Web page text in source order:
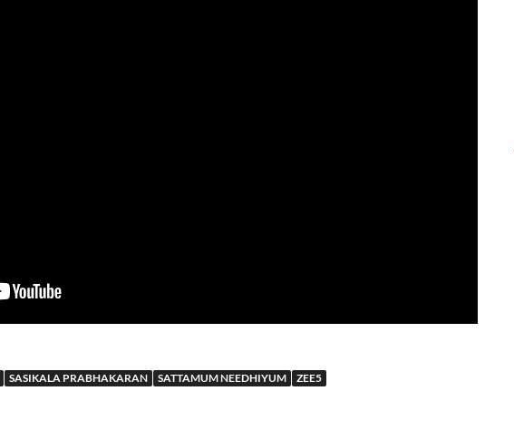
SASIKALA PRABHAKARAN SATTAMUM NEEDHIYUM ZEE5